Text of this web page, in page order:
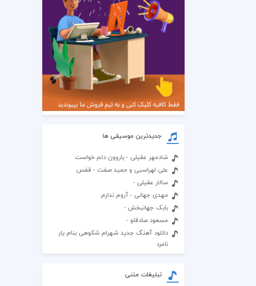
جدیدترین موسیقی ها
شادمهر عقیلی - باروون دلم خواست
علی لهراسبی و حمید صفت - قفس
سالار عقیلی -
مهدی جهانی - آروم ندارم
بابک جهانبخش -
مسعود صادقلو -
دانلود آهنگ جدید شهرام شکوهی بنام یار
نامرد
تبلیغات متنی